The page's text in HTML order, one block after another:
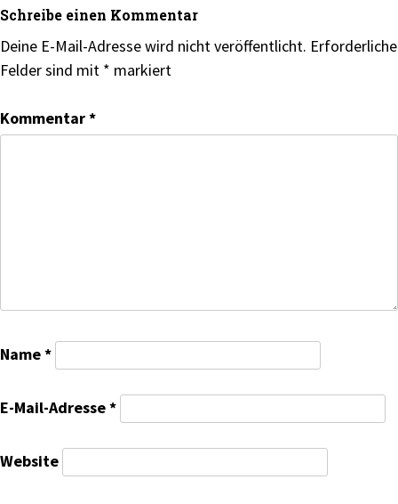
Schreibe einen Kommentar
Deine E-Mail-Adresse wird nicht veröffentlicht. Erforderliche
Felder sind mit * markiert
Kommentar*
Name*
E-Mail-Adresse*
Website